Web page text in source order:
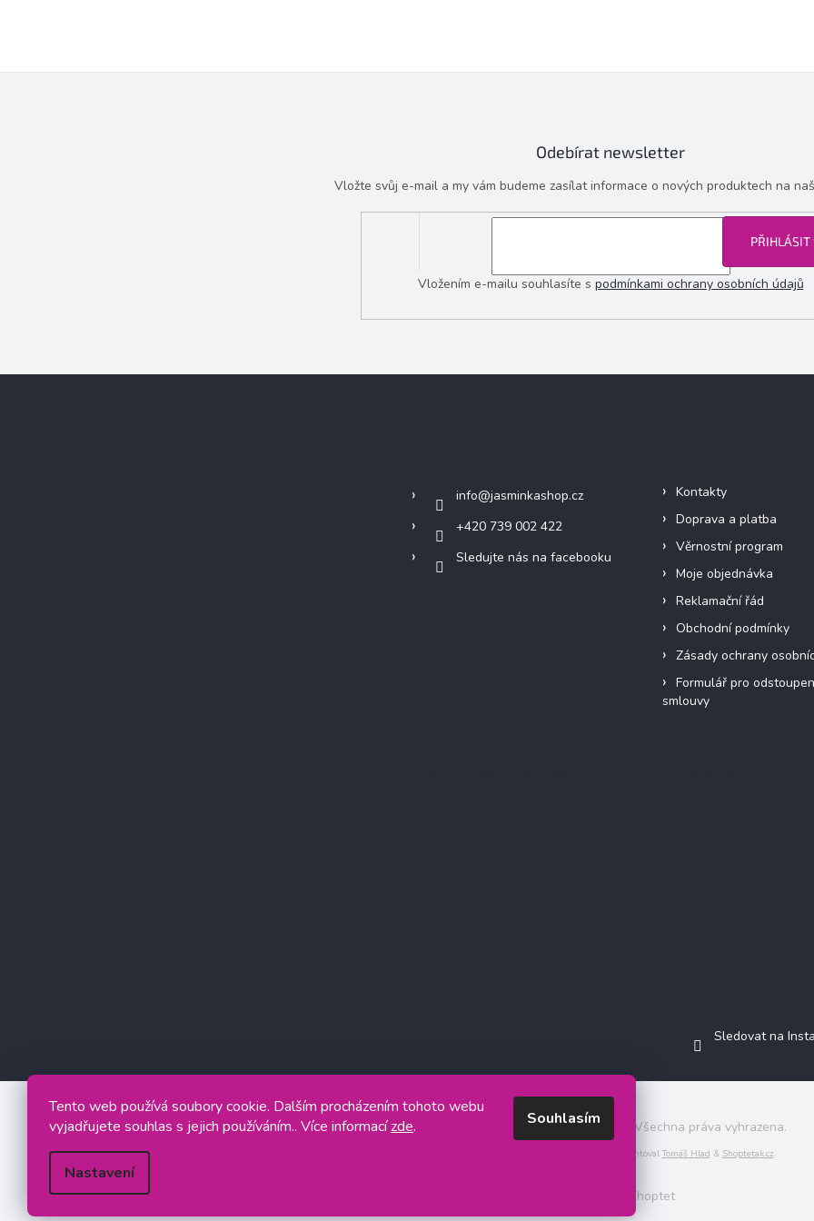
Tento web používá soubory cookie. Dalším procházením tohoto webu
vyjadřujete souhlas s jejich používáním.. Více informacízde.
Nastavení
Souhlasím
Odebírat newsletter
Vložte svůj e-mail a my vám budeme zasílat informace o nových produktech na
Vložením e-mailu souhlasíte s podmínkami ochrany osobních údajů
PŘIHLÁSIT
info@jasminkashop.cz
+420 739 002 422
Sledujte nás na facebooku
Kontakty
Doprava a platba
Věrnostní program
Moje objednávka
Reklamační řád
Obchodní podmínky
Zásady ochrany
Formulář pro
smlouvy
Sledovat na
Jasminkashop.cz . Všechna práva vyhrazena.
Grafický návrh vytvořil a na Shoptet implementoval Tomáš Hlad & Shoptetak.cz.
Vytvořil Shoptet